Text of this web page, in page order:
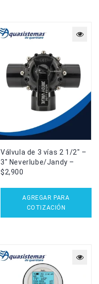
Válvula de 3 vías 2 1/2″ –
3″ Neverlube/Jandy –
$2,900
AGREGAR PARA
COTIZACIÓN